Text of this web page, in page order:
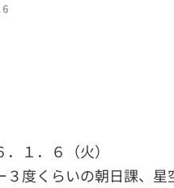
．１．６（火）
３度くらいの朝日課、